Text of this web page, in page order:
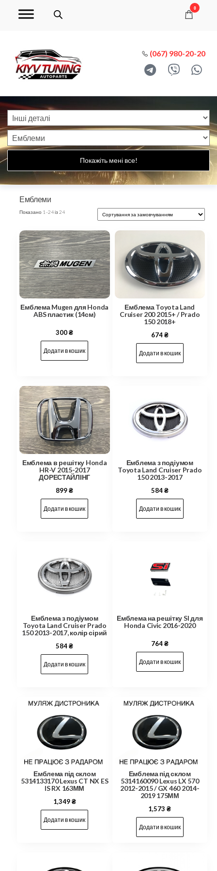
0
(067) 980-20-20
Покажіть мені все!
Емблеми
Показано 1–24 із 24
Емблема Mugen для Honda
ABS пластик (14см)
300₴
Додати в кошик
Емблема Toyota Land
Cruiser 200 2015+ / Prado
150 2018+
674₴
Додати в кошик
Емблема в решітку Honda
HR-V 2015-2017
ДОРЕСТАЙЛІНГ
899₴
Додати в кошик
Емблема з подіумом
Toyota Land Cruiser Prado
150 2013-2017
584₴
Додати в кошик
Емблема з подіумом
Toyota Land Cruiser Prado
150 2013-2017, колір сірий
584₴
Додати в кошик
Емблема на решітку SI для
Honda Civic 2016-2020
764₴
Додати в кошик
Емблема під склом
5314133170 Lexus CT NX ES
IS RX 163ММ
1,349₴
Додати в кошик
Емблема під склом
5314160090 Lexus LX 570
2012-2015 / GX 460 2014-
2019 175ММ
1,573₴
Додати в кошик